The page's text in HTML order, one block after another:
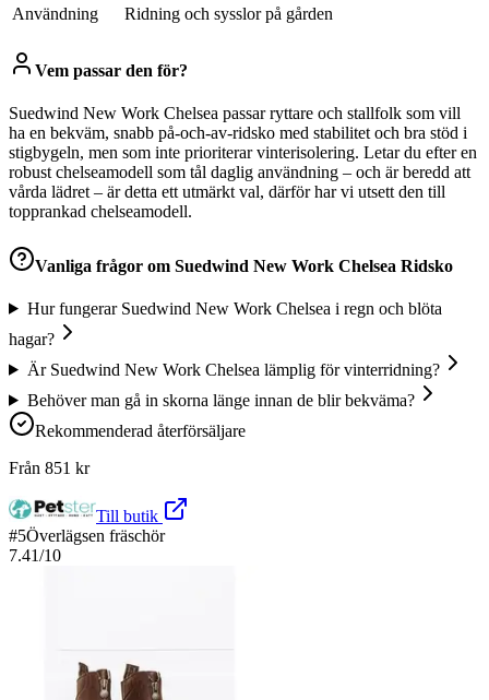
Användning
Ridning och sysslor på gården
Vem passar den för?
Suedwind New Work Chelsea passar ryttare och stallfolk som vill
ha en bekväm, snabb på-och-av-ridsko med stabilitet och bra stöd i
stigbygeln, men som inte prioriterar vinterisolering. Letar du efter en
robust chelseamodell som tål daglig användning – och är beredd att
vårda lädret – är detta ett utmärkt val, därför har vi utsett den till
topprankad chelseamodell.
Vanliga frågor om Suedwind New Work Chelsea Ridsko
Hur fungerar Suedwind New Work Chelsea i regn och blöta
hagar?
Är Suedwind New Work Chelsea lämplig för vinterridning?
Behöver man gå in skorna länge innan de blir bekväma?
Rekommenderad återförsäljare
Från 851 kr
Till butik
#5Överlägsen fräschör
7.41/10